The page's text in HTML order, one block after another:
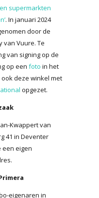
supermarkten
. In januari 2024
door de
van Vuure. Te
van signing op de
op een foto in het
deze winkel met
opgezet.
Kwappert van
41 in Deventer
een eigen
eigenaren in